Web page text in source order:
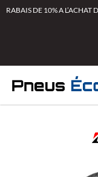
AllerRABAIS DE 10% A